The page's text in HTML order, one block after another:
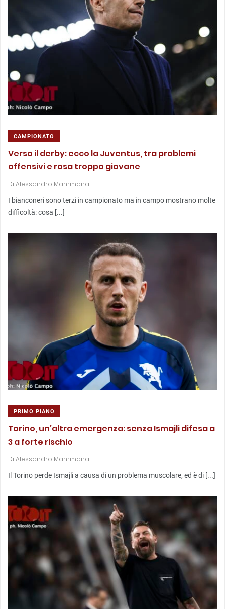
CAMPIONATO
Verso il derby: ecco la Juventus, tra problemi
offensivi e rosa troppo giovane
Di Alessandro Mammana
I bianconeri sono terzi in campionato ma in campo mostrano molte
difficoltà: cosa [...]
PRIMO PIANO
Torino, un’altra emergenza: senza Ismajli difesa a
3 a forte rischio
Di Alessandro Mammana
Il Torino perde Ismajli a causa di un problema muscolare, ed è di [...]